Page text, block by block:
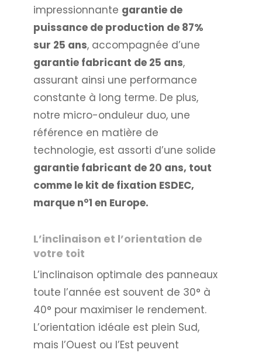
impressionnante garantie de
puissance de production de 87%
sur 25 ans, accompagnée d’une
garantie fabricant de 25 ans,
assurant ainsi une performance
constante à long terme. De plus,
notre micro-onduleur duo, une
référence en matière de
technologie, est assorti d’une solide
garantie fabricant de 20 ans, tout
comme le kit de fixation ESDEC,
marque n°1 en Europe.
L’inclinaison et l’orientation de
votre toit
L’inclinaison optimale des panneaux
toute l’année est souvent de 30° à
40° pour maximiser le rendement.
L’orientation idéale est plein Sud,
mais l’Ouest ou l’Est peuvent